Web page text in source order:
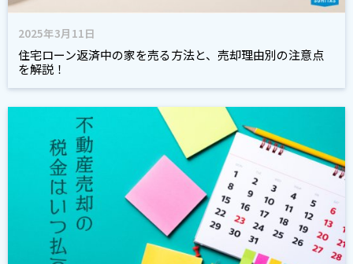
2025年3月11日
住宅ローン返済中の家を売る方法と、売却理由別の注意点
を解説！